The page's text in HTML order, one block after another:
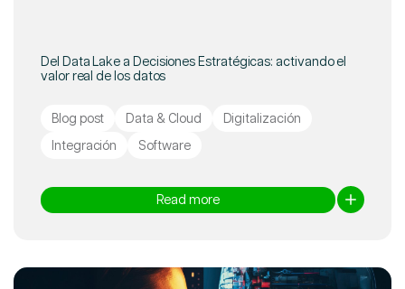
Del Data Lake a Decisiones Estratégicas: activando el
valor real de los datos
Blog post Data & Cloud
Digitalización
Integración
Software
Read more